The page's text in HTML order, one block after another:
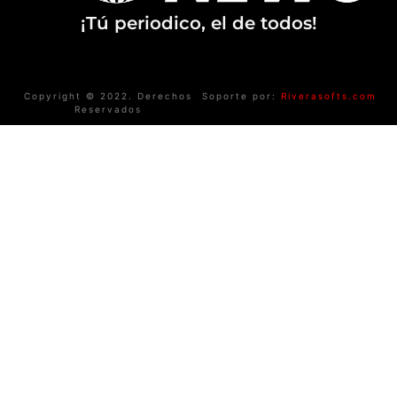
¡Tú periodico, el de todos!
Copyright © 2022. Derechos
Reservados
Soporte por: Riverasofts.com